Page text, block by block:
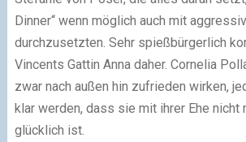
Dinner“ wenn möglich auch mit
durchzusetzten. Sehr spießbürgerlich
Vincents Gattin Anna daher. Cornelia
zwar nach außen hin zufrieden wirken,
klar werden, dass sie mit ihrer Ehe nicht
glücklich ist.